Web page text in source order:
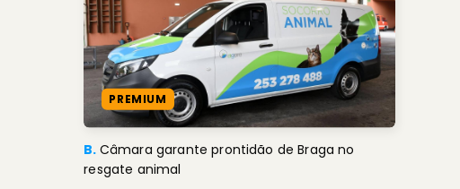
PREMIUM
B. Câmara garante prontidão de Braga no
resgate animal